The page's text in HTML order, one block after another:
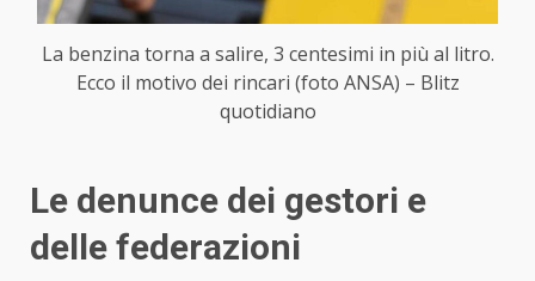
La benzina torna a salire, 3 centesimi in più al litro.
Ecco il motivo dei rincari (foto ANSA) – Blitz
quotidiano
Le denunce dei gestori e
delle federazioni